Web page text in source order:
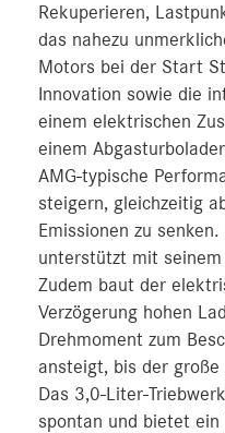
Rekuperieren,
das nahezu
Motors bei der Start
Innovation sowie die
einem elektrischen
einem
AMG-typische
steigern, gleichzeitig
Emissionen zu
unterstützt mit
Zudem baut der
Verzögerung hohen
Drehmoment zum
ansteigt, bis der große
Das 3,0-Liter-
spontan und bietet ein